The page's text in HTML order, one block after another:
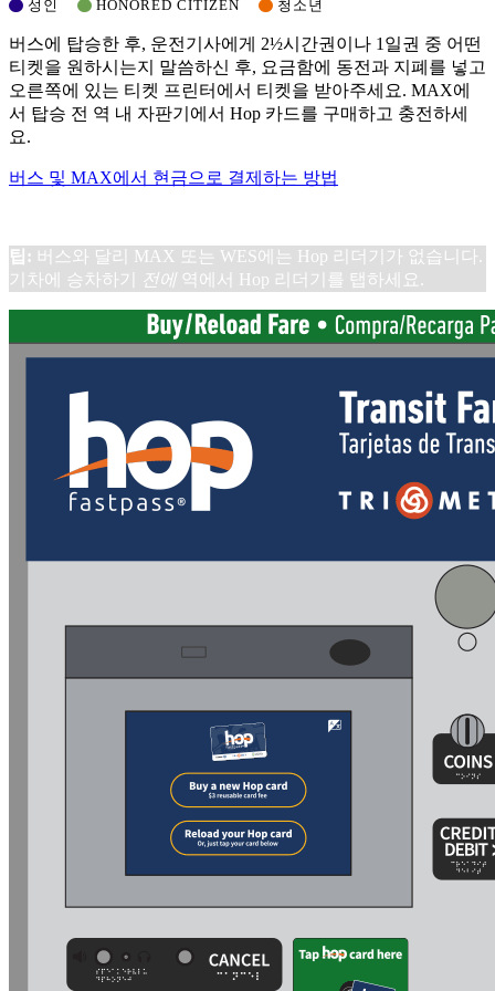
성인 HONORED CITIZEN 청소년
버스에 탑승한 후, 운전기사에게 2½시간권이나 1일권 중 어떤
티켓을 원하시는지 말씀하신 후, 요금함에 동전과 지폐를 넣고
오른쪽에 있는 티켓 프린터에서 티켓을 받아주세요. MAX에
서 탑승 전 역 내 자판기에서 Hop 카드를 구매하고 충전하세
요.
버스 및 MAX에서 현금으로 결제하는 방법
팁: 버스와 달리 MAX 또는 WES에는 Hop 리더기가 없습니다.
기차에 승차하기
전에 역에서 Hop 리더기를 탭하세요.